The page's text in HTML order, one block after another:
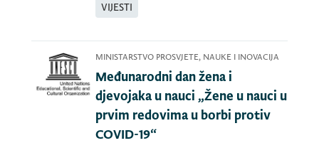
VIJESTI
MINISTARSTVO PROSVJETE, NAUKE I INOVACIJA
Međunarodni dan žena i
djevojaka u nauci „Žene u nauci u
prvim redovima u borbi protiv
COVID-19“